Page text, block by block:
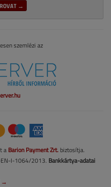
→
szemlézi az
a Barion Payment Zrt. biztosítja.
EN-I-1064/2013. Bankkártya-adatai
→